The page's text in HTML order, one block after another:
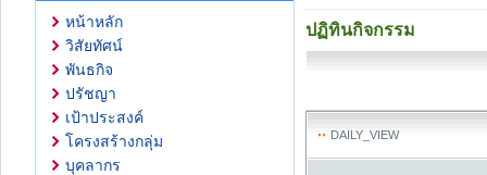
หน้าหลัก
วิสัยทัศน์
พันธกิจ
ปรัชญา
เป้าประสงค์
โครงสร้างกลุ่ม
บุคลากร
ปฏิทินกิจกรรม
DAILY_VIEW